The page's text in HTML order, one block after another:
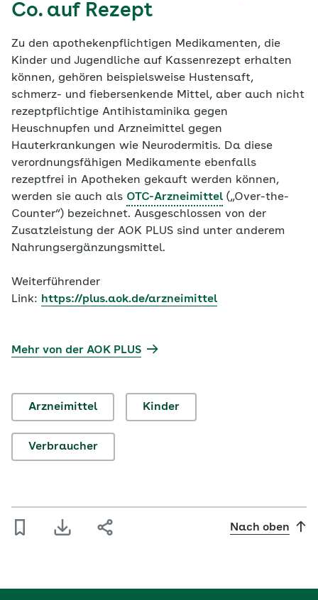
Co. auf Rezept
Zu den apothekenpflichtigen Medikamenten, die
Kinder und Jugendliche auf Kassenrezept erhalten
können, gehören beispielsweise Hustensaft,
schmerz- und fiebersenkende Mittel, aber auch nicht
rezeptpflichtige Antihistaminika gegen
Heuschnupfen und Arzneimittel gegen
Hauterkrankungen wie Neurodermitis. Da diese
verordnungsfähigen Medikamente ebenfalls
rezeptfrei in Apotheken gekauft werden können,
werden sie auch als OTC-Arzneimittel („Over-the-
Counter“) bezeichnet. Ausgeschlossen von der
Zusatzleistung der AOK PLUS sind unter anderem
Nahrungsergänzungsmittel.
Weiterführender
Link: https://plus.aok.de/arzneimittel
Mehr von der AOK PLUS
Arzneimittel Kinder
Verbraucher
Nach oben